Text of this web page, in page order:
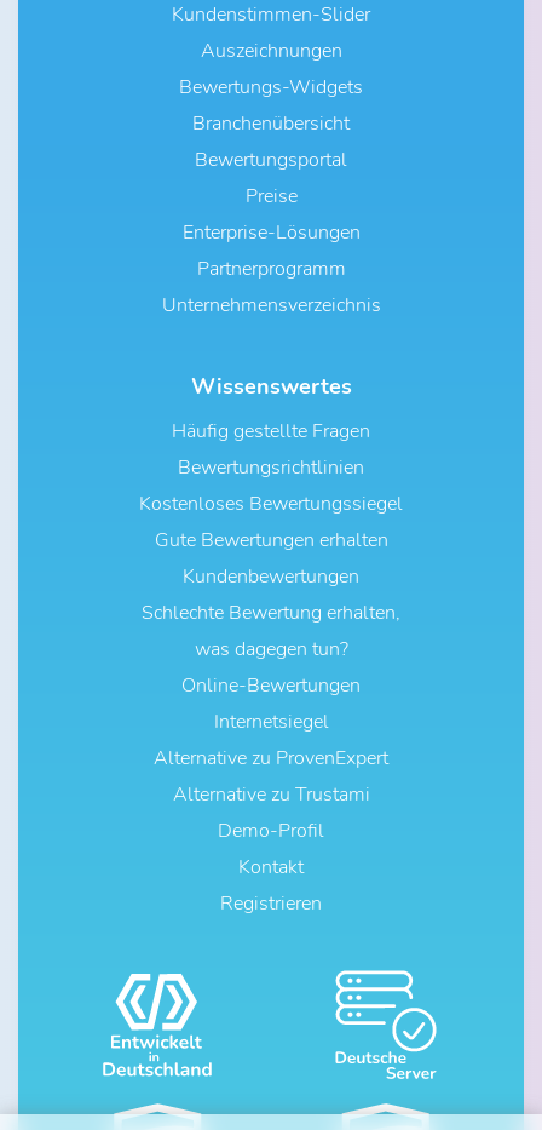
Kundenstimmen-Slider
Auszeichnungen
Bewertungs-Widgets
Branchenübersicht
Bewertungsportal
Preise
Enterprise-Lösungen
Partnerprogramm
Unternehmensverzeichnis
Wissenswertes
Häufig gestellte Fragen
Bewertungsrichtlinien
Kostenloses Bewertungssiegel
Gute Bewertungen erhalten
Kundenbewertungen
Schlechte Bewertung erhalten,
was dagegen tun?
Online-Bewertungen
Internetsiegel
Alternative zu ProvenExpert
Alternative zu Trustami
Demo-Profil
Kontakt
Registrieren